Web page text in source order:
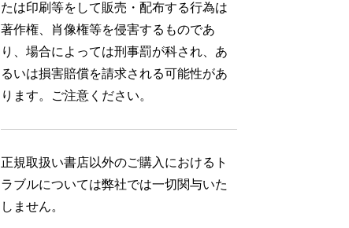
たは印刷等をして販売・配布する行為は
著作権、肖像権等を侵害するものであ
り、場合によっては刑事罰が科され、あ
るいは損害賠償を請求される可能性があ
ります。ご注意ください。
正規取扱い書店以外のご購入におけるト
ラブルについては弊社では一切関与いた
しません。